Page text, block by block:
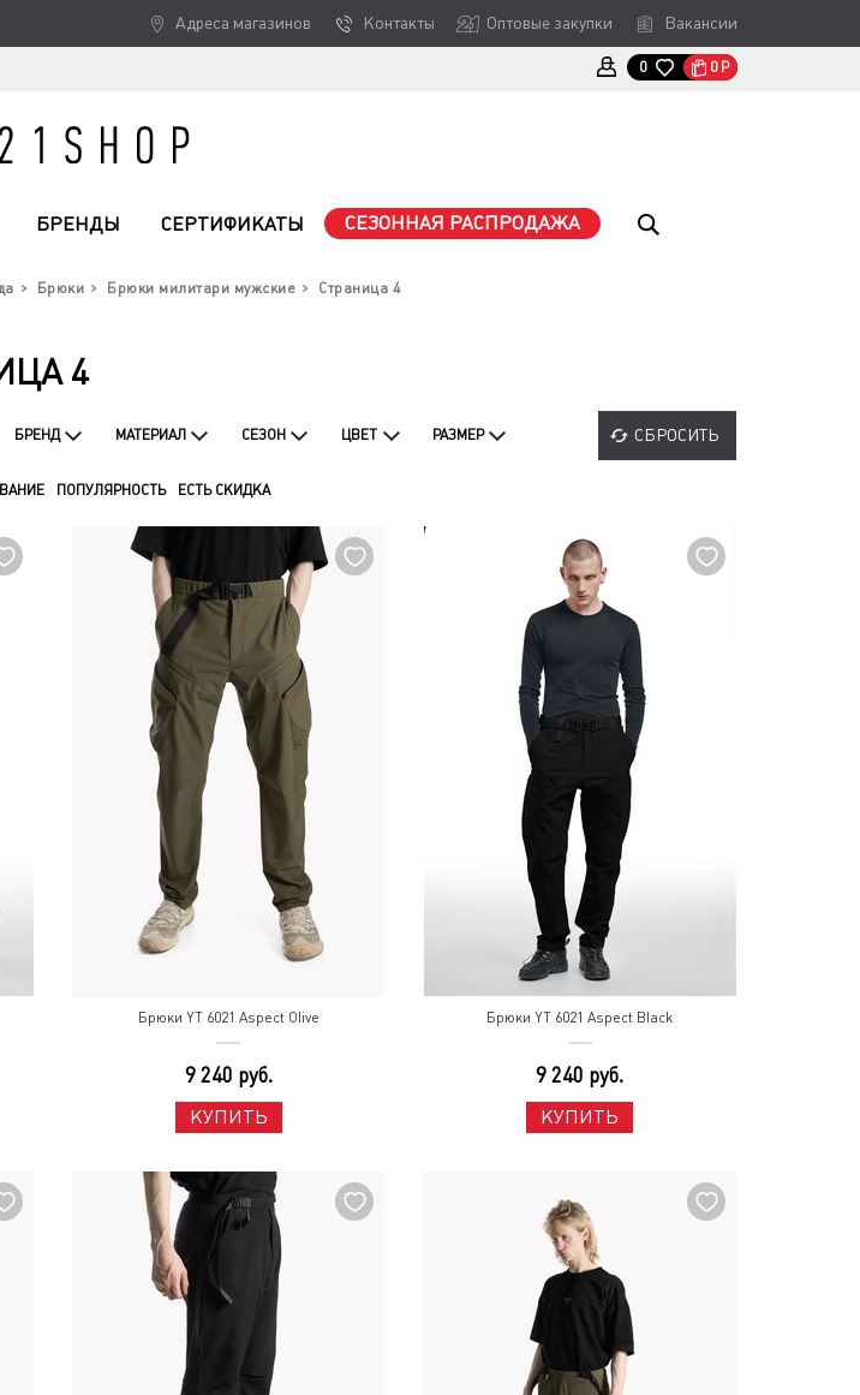
Адреса магазинов Контакты Оптовые закупки Вакансии
0 0 Р
БРЕНДЫ СЕРТИФИКАТЫ СЕЗОННАЯ РАСПРОДАЖА
Брюки Брюки милитари мужские Страница 4
4
БРЕНД МАТЕРИАЛ СЕЗОН ЦВЕТ РАЗМЕР СБРОСИТЬ
ПОПУЛЯРНОСТЬ ЕСТЬ СКИДКА
Брюки YT 6021 Aspect Olive
9 240 руб.
КУПИТЬ
Брюки YT 6021 Aspect Black
9 240 руб.
КУПИТЬ